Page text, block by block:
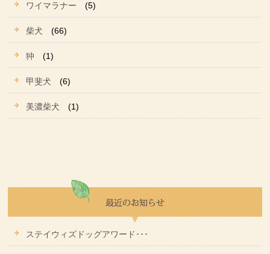
ワイマラナー (5)
柴犬 (66)
狆 (1)
甲斐犬 (6)
美濃柴犬 (1)
ステイウィズドッグアワード･･･